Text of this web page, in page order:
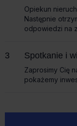
Opiekun
Następnie
odpowiedzi na
Spotkanie i
Zaprosimy Cię
pokażemy
Opiekun
Następnie
odpowiedzi na
Spotkanie i
Zaprosimy Cię
pokażemy